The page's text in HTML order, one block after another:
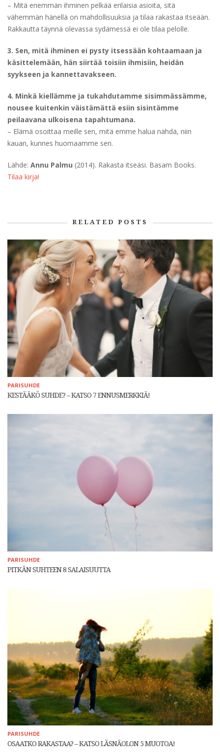
– Mitä enemmän ihminen pelkää erilaisia asioita, sitä
vähemmän hänellä on mahdollisuuksia ja tilaa rakastaa itseään.
Rakkautta täynnä olevassa sydämessä ei ole tilaa pelolle.
3. Sen, mitä ihminen ei pysty itsessään kohtaamaan ja
käsittelemään, hän siirtää toisiin ihmisiin, heidän
syykseen ja kannettavakseen.
4. Minkä kiellämme ja tukahdutamme sisimmässämme,
nousee kuitenkin väistämättä esiin sisintämme
peilaavana ulkoisena tapahtumana.
– Elämä osoittaa meille sen, mitä emme halua nähdä, niin
kauan, kunnes huomaamme sen.
Lähde: Annu Palmu (2014). Rakasta itseäsi. Basam Books.
Tilaa kirja!
RELATED POSTS
PARISUHDE
KESTÄÄKÖ SUHDE? – KATSO 7 ENNUSMERKKIÄ!
PARISUHDE
PITKÄN SUHTEEN 8 SALAISUUTTA
PARISUHDE
OSAATKO RAKASTAA? – KATSO LÄSNÄOLON 5 MUOTOA!